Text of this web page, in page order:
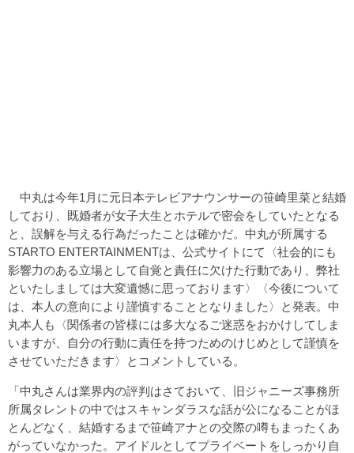
中丸は今年1月に元日本テレビアナウンサーの笹崎里菜と結婚
しており、既婚者が女子大生とホテルで密会をしていたとなる
と、誤解を与える行為だったことは確かだ。中丸が所属する
STARTO ENTERTAINMENTは、公式サイトにて〈社会的にも
影響力のある立場として自覚と責任に欠けた行動であり、弊社
といたしましては大変遺憾に思っております〉〈今後について
は、本人の意向により謹慎することとなりました〉と発表。中
丸本人も〈関係者の皆様には多大なるご迷惑をおかけしてしま
いますが、自分の行動に責任を持つためのけじめとして謹慎を
させていただきます〉とコメントしている。
「中丸さんは業界内の評判はさておいて、旧ジャニーズ事務所
所属タレントの中ではスキャンダラスな話が公になることがほ
とんどなく、結婚するまで笹崎アナとの交際の噂もまったくあ
がっていなかった。アイドルとしてプライベートをしっかり自